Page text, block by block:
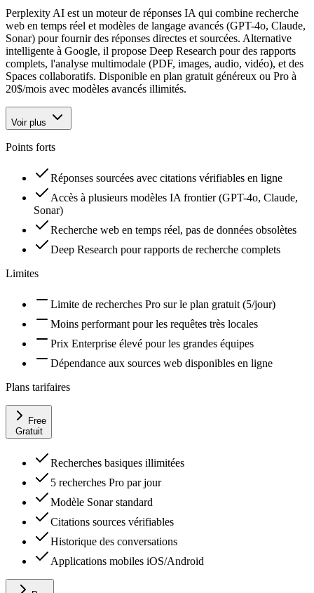
Perplexity AI est un moteur de réponses IA qui combine recherche
web en temps réel et modèles de langage avancés (GPT-4o, Claude,
Sonar) pour fournir des réponses directes et sourcées. Alternative
intelligente à Google, il propose Deep Research pour des rapports
complets, l'analyse multimodale (PDF, images, audio, vidéo), et des
Spaces collaboratifs. Disponible en plan gratuit généreux ou Pro à
20$/mois avec modèles avancés illimités.
Voir plus
Points forts
Réponses sourcées avec citations vérifiables en ligne
Accès à plusieurs modèles IA frontier (GPT-4o, Claude,
Sonar)
Recherche web en temps réel, pas de données obsolètes
Deep Research pour rapports de recherche complets
Limites
Limite de recherches Pro sur le plan gratuit (5/jour)
Moins performant pour les requêtes très locales
Prix Enterprise élevé pour les grandes équipes
Dépendance aux sources web disponibles en ligne
Plans tarifaires
Free
Gratuit
Recherches basiques illimitées
5 recherches Pro par jour
Modèle Sonar standard
Citations sources vérifiables
Historique des conversations
Applications mobiles iOS/Android